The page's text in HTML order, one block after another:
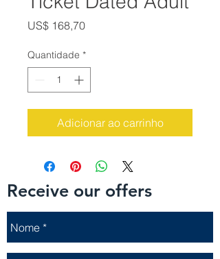
US$ 168,70Preço
Quantidade *
Adicionar ao carrinho
Receive our offers